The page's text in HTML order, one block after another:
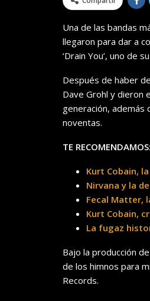
Una de las bandas
llegaron para dar a
‘Drain You’, uno de
Después de haber
Dave Grohl y dieron
generación, además
noventas.
TE RECOMENDAMOS:
Kurt Cobain,
Nirvana y la
Fecal Matter,
Kurt Cobain,
La fugaz
Bajo la producción
de los himnos para
Records.